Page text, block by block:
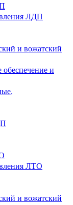
ЛДП
и вожатский
обеспечение и
ЛТО
и вожатский